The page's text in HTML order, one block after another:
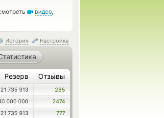
видео,
История Настройка
Резерв Отзывы
735 913
285
000 000
2474
735 913
777